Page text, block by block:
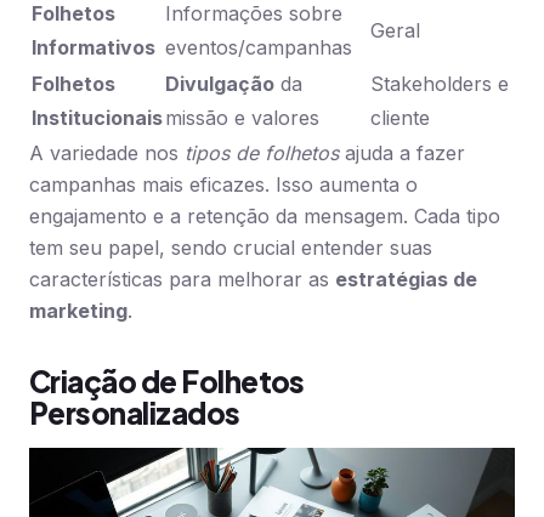
Folhetos
Informativos
Informações sobre
eventos/campanhas
Geral
Folhetos
Institucionais
Divulgação da
missão e valores
Stakeholders e
cliente
A variedade nos tipos de folhetosajuda a fazer
campanhas mais eficazes. Isso aumenta o
engajamento e a retenção da mensagem. Cada tipo
tem seu papel, sendo crucial entender suas
características para melhorar as estratégias de
marketing.
Criação de Folhetos
Personalizados